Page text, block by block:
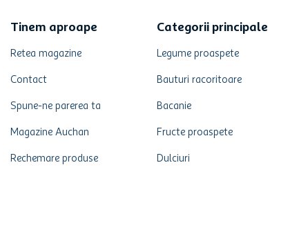
Tinem aproape
Retea magazine
Contact
Spune-ne parerea ta
Magazine Auchan
Rechemare produse
Categorii principale
Legume proaspete
Bauturi racoritoare
Bacanie
Fructe proaspete
Dulciuri